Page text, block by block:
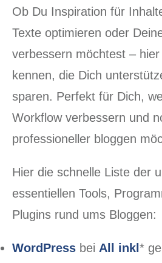
Ob Du Inspiration für
Texte optimieren oder
verbessern möchtest –
kennen, die Dich
sparen. Perfekt für Dich,
Workflow verbessern und
professioneller bloggen
Hier die schnelle Liste der
essentiellen Tools,
Plugins rund ums Bloggen:
WordPress bei All inkl *